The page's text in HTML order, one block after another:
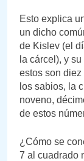
Esto explica
un dicho
de Kislev (el
la cárcel), y
estos son
los sabios, la
noveno,
de estos
¿Cómo se
7 al cuadrado